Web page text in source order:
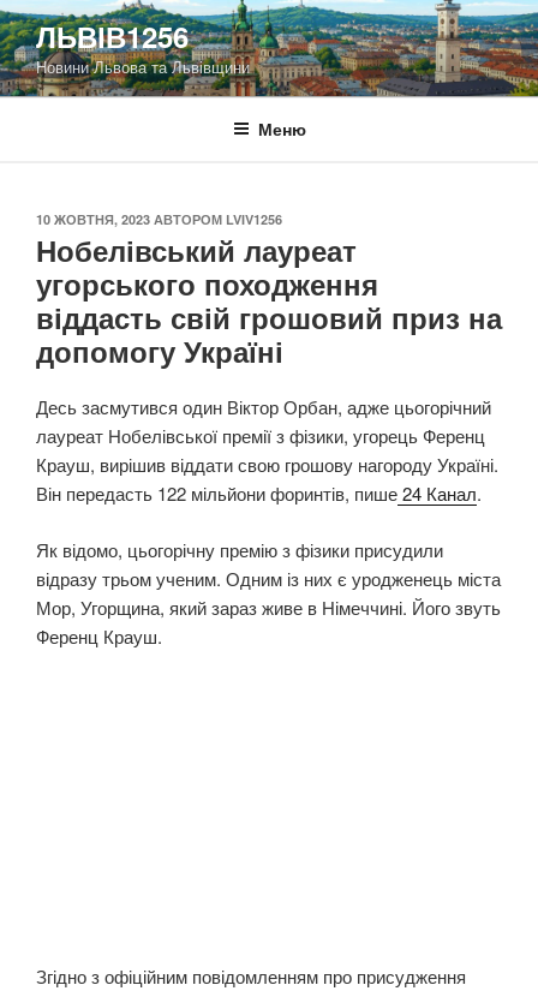
Перейти
до
вмісту
ЛЬВІВ1256
Новини Львова та Львівщини
Меню
ОПУБЛІКОВАНО
10 ЖОВТНЯ, 2023 АВТОРОМ LVIV1256
Нобелівський лауреат
угорського походження
віддасть свій грошовий приз на
допомогу Україні
Десь засмутився один Віктор Орбан, адже цьогорічний
лауреат Нобелівської премії з фізики, угорець Ференц
Крауш, вирішив віддати свою грошову нагороду Україні.
Він передасть 122 мільйони форинтів, пише24 Канал.
Як відомо, цьогорічну премію з фізики присудили
відразу трьом ученим. Одним із них є уродженець міста
Мор, Угорщина, який зараз живе в Німеччині. Його звуть
Ференц Крауш.
Згідно з офіційним повідомленням про присудження